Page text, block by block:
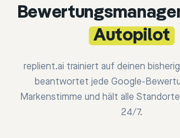
Autopilot
replient.ai trainiert auf deinen
beantwortet jede Google-
Markenstimme und hält alle
24/7.